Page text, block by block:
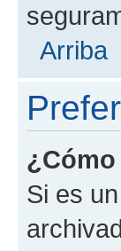
Arriba
Si es